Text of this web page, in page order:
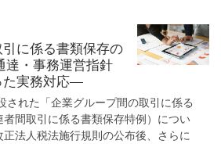
に係る書類保存の
・事務運営指針
た実務対応―
された「企業グループ間の取引に係る
間取引に係る書類保存特例）につい
法人税法施行規則の公布後、さらに